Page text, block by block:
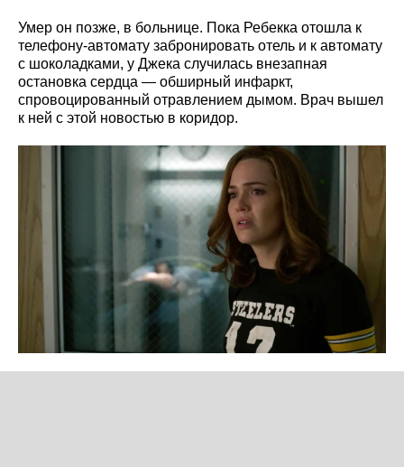
Умер он позже, в больнице. Пока Ребекка отошла к
телефону-автомату забронировать отель и к автомату
с шоколадками, у Джека случилась внезапная
остановка сердца — обширный инфаркт,
спровоцированный отравлением дымом. Врач вышел
к ней с этой новостью в коридор.